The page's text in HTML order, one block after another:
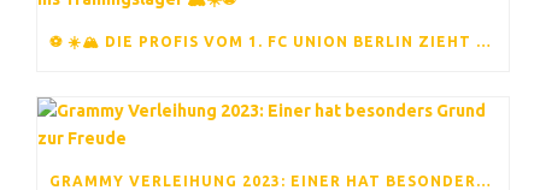
⚽ ☀️🏔️ DIE PROFIS VOM 1. FC UNION BERLIN ZIEHT ES ERNEUT INS TRAININGSLAGER 🏔️☀️⚽
GRAMMY VERLEIHUNG 2023: EINER HAT BESONDERS GRUND ZUR FREUDE